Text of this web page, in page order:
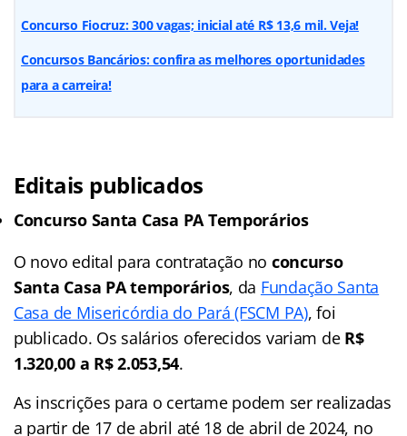
Concurso Fiocruz: 300 vagas; inicial até R$ 13,6 mil. Veja!
Concursos Bancários: confira as melhores oportunidades
para a carreira!
Editais publicados
Concurso Santa Casa PA Temporários
O novo edital para contratação no concurso
Santa Casa PA temporários, da Fundação Santa
Casa de Misericórdia do Pará (FSCM PA), foi
publicado. Os salários oferecidos variam de R$
1.320,00 a R$ 2.053,54.
As inscrições para o certame podem ser realizadas
a partir de 17 de abril até 18 de abril de 2024, no